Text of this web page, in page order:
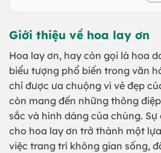
Giới thiệu về hoa lay ơn
Hoa lay ơn, hay còn gọi là hoa
biểu tượng phổ biến trong văn
chỉ được ưa chuộng vì vẻ đẹp
còn mang đến những thông
sắc và hình dáng của chúng.
cho hoa lay ơn trở thành một
việc trang trí không gian sống,